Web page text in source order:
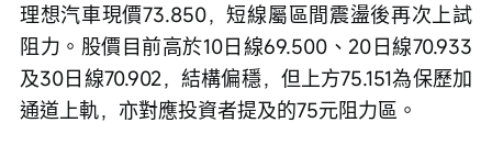
理想汽車現價73.850，短線屬區間震盪後再次上試
阻力。股價目前高於10日線69.500、20日線70.933
及30日線70.902，結構偏穩，但上方75.151為保歷加
通道上軌，亦對應投資者提及的75元阻力區。